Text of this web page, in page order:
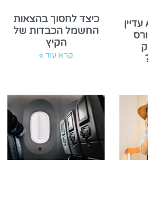
האם בעידן ה-AI עדיין
כיצד לחסוך בהצאות
החשמל הכבדות של
הקיץ
קרא עוד »